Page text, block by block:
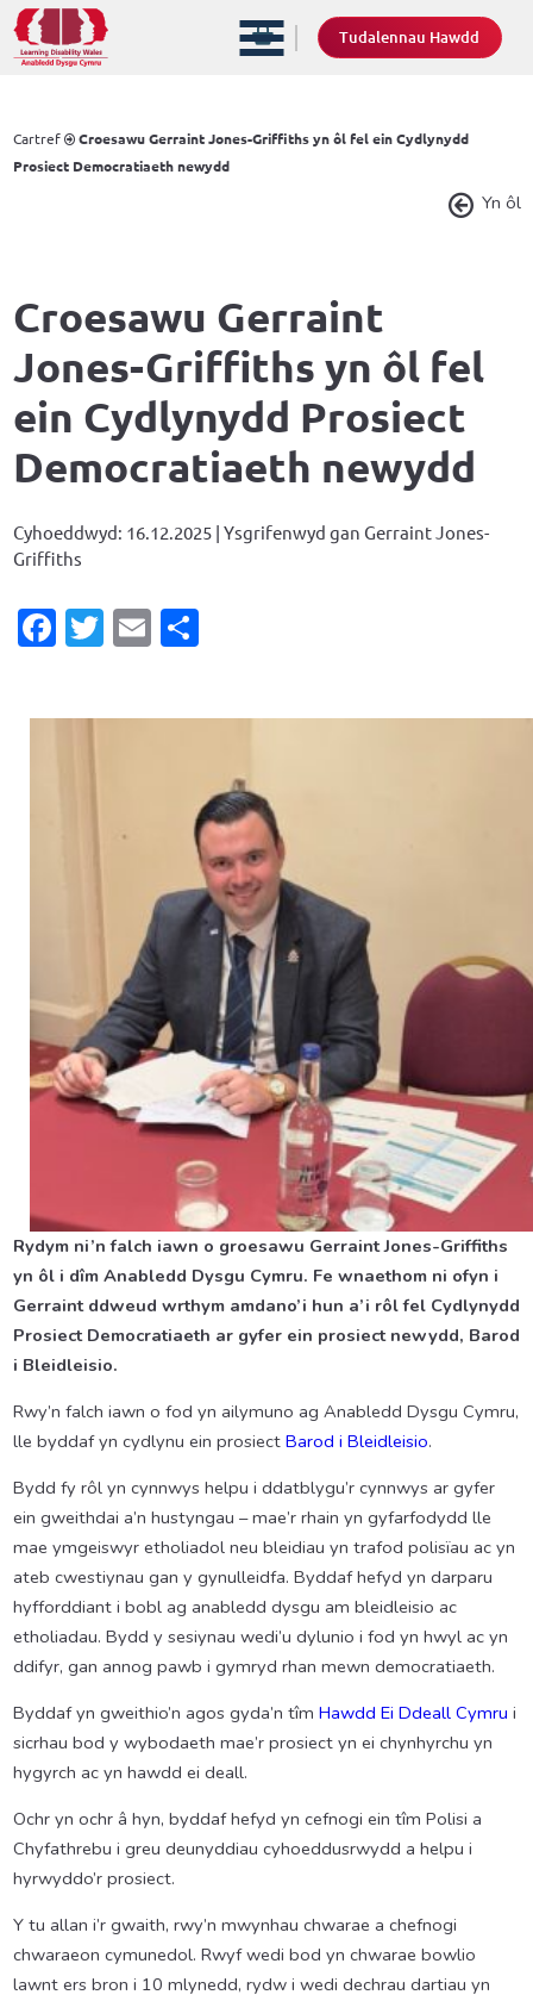
Tudalennau Hawdd
Cartref
Croesawu Gerraint Jones-Griffiths yn ôl fel ein Cydlynydd
Prosiect Democratiaeth newydd
Yn ôl
Croesawu Gerraint
Jones-Griffiths yn ôl fel
ein Cydlynydd Prosiect
Democratiaeth newydd
Cyhoeddwyd: 16.12.2025 | Ysgrifenwyd gan Gerraint Jones-
Griffiths
Facebook
Twitter
Email
Rydym ni’n falch iawn o groesawu Gerraint Jones-Griffiths
yn ôl i dîm Anabledd Dysgu Cymru. Fe wnaethom ni ofyn i
Gerraint ddweud wrthym amdano’i hun a’i rôl fel Cydlynydd
Prosiect Democratiaeth ar gyfer ein prosiect newydd, Barod
i Bleidleisio.
Rwy’n falch iawn o fod yn ailymuno ag Anabledd Dysgu Cymru,
lle byddaf yn cydlynu ein prosiect Barod i Bleidleisio.
Bydd fy rôl yn cynnwys helpu i ddatblygu’r cynnwys ar gyfer
ein gweithdai a’n hustyngau – mae’r rhain yn gyfarfodydd lle
mae ymgeiswyr etholiadol neu bleidiau yn trafod polisïau ac yn
ateb cwestiynau gan y gynulleidfa. Byddaf hefyd yn darparu
hyfforddiant i bobl ag anabledd dysgu am bleidleisio ac
etholiadau. Bydd y sesiynau wedi’u dylunio i fod yn hwyl ac yn
ddifyr, gan annog pawb i gymryd rhan mewn democratiaeth.
Byddaf yn gweithio’n agos gyda’n tîm Hawdd Ei Ddeall Cymru i
sicrhau bod y wybodaeth mae’r prosiect yn ei chynhyrchu yn
hygyrch ac yn hawdd ei deall.
Ochr yn ochr â hyn, byddaf hefyd yn cefnogi ein tîm Polisi a
Chyfathrebu i greu deunyddiau cyhoeddusrwydd a helpu i
hyrwyddo’r prosiect.
Y tu allan i’r gwaith, rwy’n mwynhau chwarae a chefnogi
chwaraeon cymunedol. Rwyf wedi bod yn chwarae bowlio
lawnt ers bron i 10 mlynedd, rydw i wedi dechrau dartiau yn